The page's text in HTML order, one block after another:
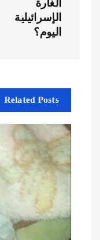
م
ق
الغارة
الإسرائيلية
اليوم؟
Related Posts